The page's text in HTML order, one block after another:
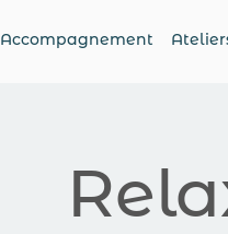
Accompagnement